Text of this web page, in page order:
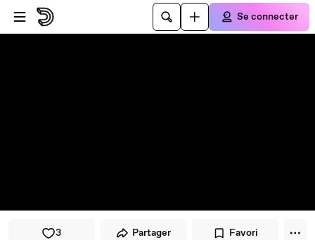
Passer au player
Passer au contenu principal
Se connecter
3 Partager Favori